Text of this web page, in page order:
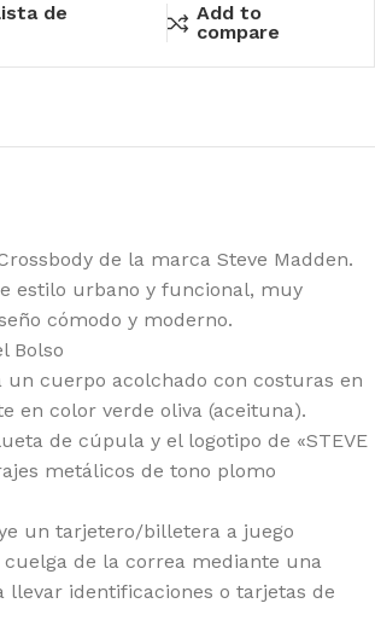
de
Add to
compare
de la marca Steve Madden.
estilo urbano y funcional, muy
cómodo y moderno.
Bolso
un cuerpo acolchado con costuras en
en color verde oliva (aceituna).
de cúpula y el logotipo de «STEVE
metálicos de tono plomo
un tarjetero/billetera a juego
de la correa mediante una
llevar identificaciones o tarjetas de